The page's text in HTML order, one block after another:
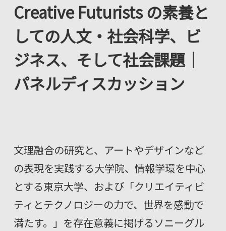
Creative Futurists の素養と
しての人文・社会科学、ビ
ジネス、そして社会課題｜
パネルディスカッション
文理融合の研究と、アートやデザインなど
の表現を実践する大学院、情報学環を中心
とする東京大学、および「クリエイティビ
ティとテクノロジーの力で、世界を感動で
満たす。」を存在意義に掲げるソニーグル